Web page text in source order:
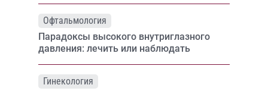
Офтальмология
Парадоксы высокого внутриглазного
давления: лечить или наблюдать
Гинекология